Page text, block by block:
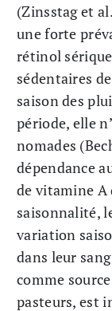
(Zinsstag et
une forte
rétinol
sédentaires
saison des
période, elle
nomades
dépendance
de vitamine A
saisonnalité,
variation
dans leur
comme
pasteurs, est